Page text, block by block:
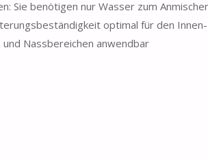
Sie benötigen nur Wasser zum
optimal für den
Nassbereichen anwendbar